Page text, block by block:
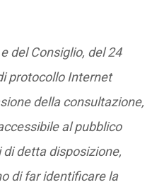
del Consiglio, del 24
protocollo Internet
della consultazione,
al pubblico
detta disposizione,
di far identificare la